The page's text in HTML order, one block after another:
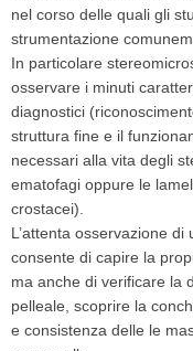
nel corso delle quali gli
strumentazione
In particolare
osservare i minuti
diagnostici
struttura fine e il
necessari alla vita degli
ematofagi oppure le
crostacei).
L’attenta osservazione
consente di capire la
ma anche di verificare la
pelleale, scoprire la
e consistenza delle le